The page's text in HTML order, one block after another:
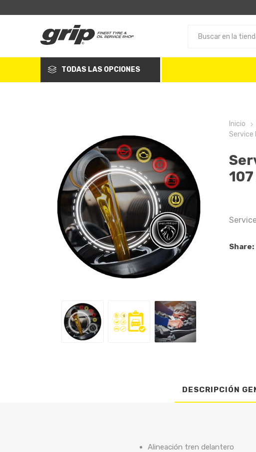
TODAS LAS OPCIONES
Inicio
Service
Share:
DESCRIPCIÓN
Alineación tren delantero